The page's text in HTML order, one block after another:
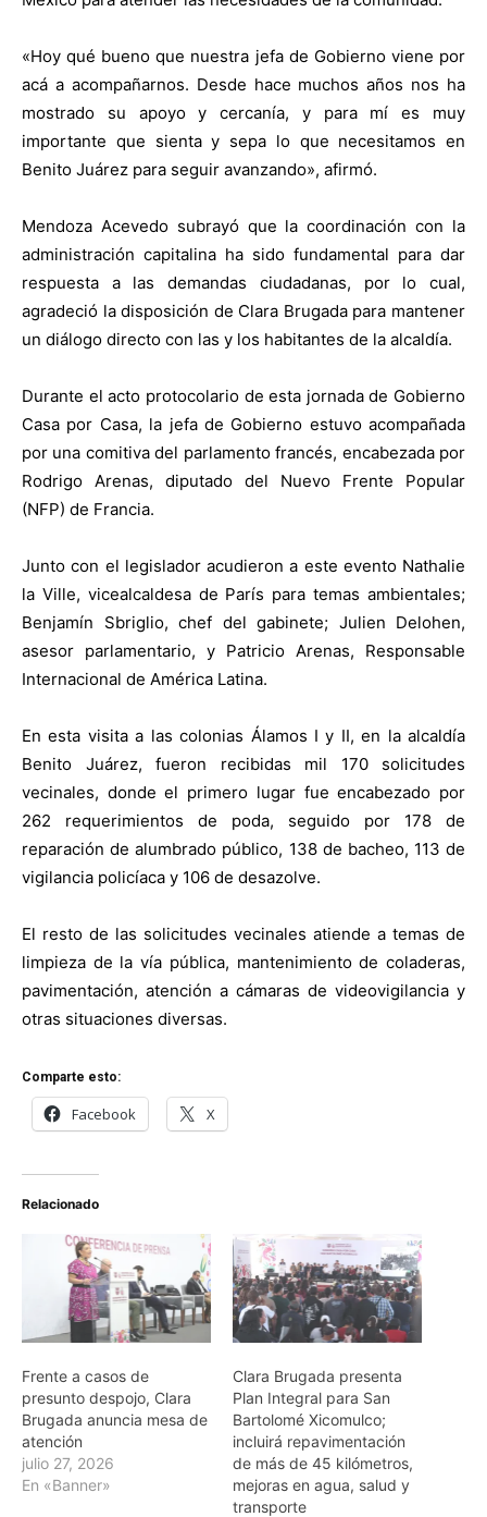
«Hoy qué bueno que nuestra jefa de Gobierno viene por
acá a acompañarnos. Desde hace muchos años nos ha
mostrado su apoyo y cercanía, y para mí es muy
importante que sienta y sepa lo que necesitamos en
Benito Juárez para seguir avanzando», afirmó.
Mendoza Acevedo subrayó que la coordinación con la
administración capitalina ha sido fundamental para dar
respuesta a las demandas ciudadanas, por lo cual,
agradeció la disposición de Clara Brugada para mantener
un diálogo directo con las y los habitantes de la alcaldía.
Durante el acto protocolario de esta jornada de Gobierno
Casa por Casa, la jefa de Gobierno estuvo acompañada
por una comitiva del parlamento francés, encabezada por
Rodrigo Arenas, diputado del Nuevo Frente Popular
(NFP) de Francia.
Junto con el legislador acudieron a este evento Nathalie
la Ville, vicealcaldesa de París para temas ambientales;
Benjamín Sbriglio, chef del gabinete; Julien Delohen,
asesor parlamentario, y Patricio Arenas, Responsable
Internacional de América Latina.
En esta visita a las colonias Álamos I y II, en la alcaldía
Benito Juárez, fueron recibidas mil 170 solicitudes
vecinales, donde el primero lugar fue encabezado por
262 requerimientos de poda, seguido por 178 de
reparación de alumbrado público, 138 de bacheo, 113 de
vigilancia policíaca y 106 de desazolve.
El resto de las solicitudes vecinales atiende a temas de
limpieza de la vía pública, mantenimiento de coladeras,
pavimentación, atención a cámaras de videovigilancia y
otras situaciones diversas.
Comparte esto:
Facebook X
Relacionado
Frente a casos de
presunto despojo, Clara
Brugada anuncia mesa de
atención
julio 27, 2026
En «Banner»
Clara Brugada presenta
Plan Integral para San
Bartolomé Xicomulco;
incluirá repavimentación
de más de 45 kilómetros,
mejoras en agua, salud y
transporte